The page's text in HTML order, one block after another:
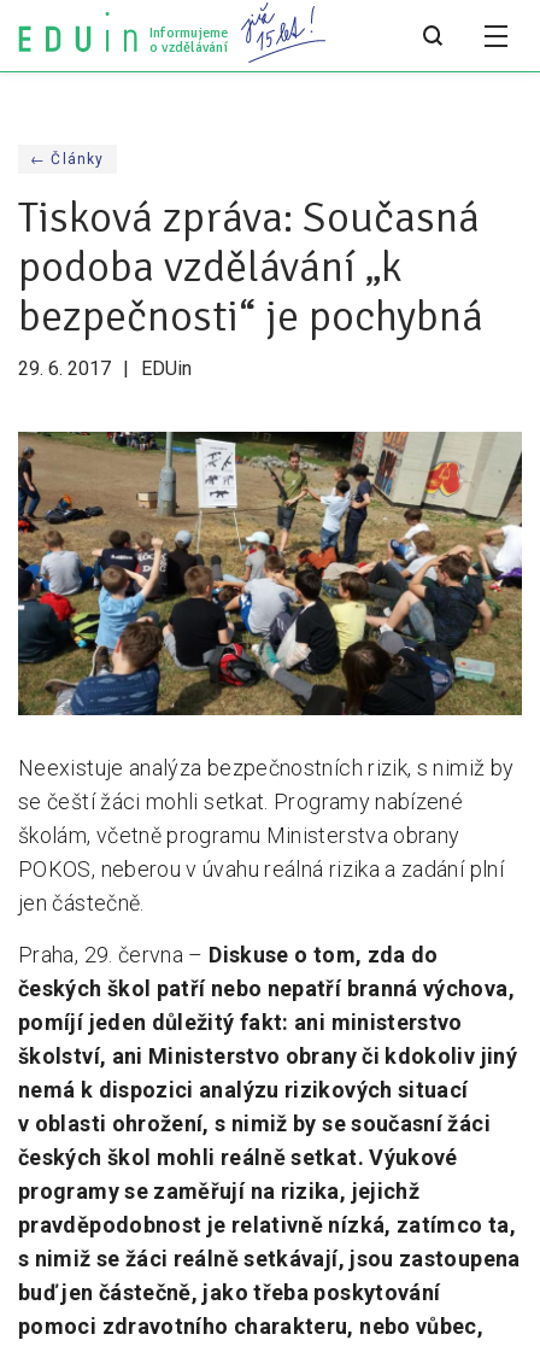
Informujeme
o vzdělávání
Všechny články
Všechny články
Analýzy
Audit vzdělávacího systému
Pro média
Tiskové zprávy
Pro média
Pro zřizovatele
Konference Lepší škola
Kápézetka - průvodce pro zřizovatele
O nás
O nás
Partneři a dárci
← Články
Tisková zpráva: Současná
podoba vzdělávání „k
bezpečnosti“ je pochybná
29. 6. 2017 EDUin
Neexistuje analýza bezpečnostních rizik, s nimiž by
se čeští žáci mohli setkat. Programy nabízené
školám, včetně programu Ministerstva obrany
POKOS, neberou v úvahu reálná rizika a zadání plní
jen částečně.
Praha, 29. června – Diskuse o tom, zda do
českých škol patří nebo nepatří branná výchova,
pomíjí jeden důležitý fakt: ani ministerstvo
školství, ani Ministerstvo obrany či kdokoliv jiný
nemá k dispozici analýzu rizikových situací
v oblasti ohrožení, s nimiž by se současní žáci
českých škol mohli reálně setkat. Výukové
programy se zaměřují na rizika, jejichž
pravděpodobnost je relativně nízká, zatímco ta,
s nimiž se žáci reálně setkávají, jsou zastoupena
buď jen částečně, jako třeba poskytování
pomoci zdravotního charakteru, nebo vůbec,